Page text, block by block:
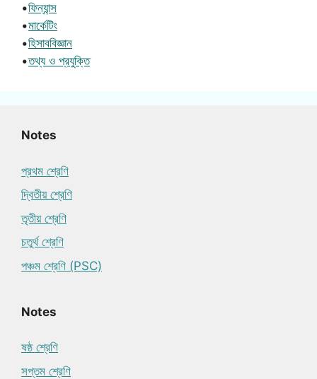
•ফিন্যান্স
•মার্কেটিং
•হিসাববিজ্ঞান
•তথ্য ও প্রযুক্তি
Notes
প্রথম শ্রেণি
দ্বিতীয় শ্রেণি
তৃতীয় শ্রেণি
চতুর্থ শ্রেণি
পঞ্চম শ্রেণি (PSC)
Notes
ষষ্ঠ শ্রেণি
সপ্তম শ্রেণি